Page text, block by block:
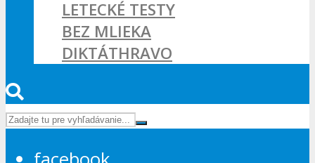
LETECKÉ TESTY
BEZ MLIEKA
DIKTÁTHRAVO